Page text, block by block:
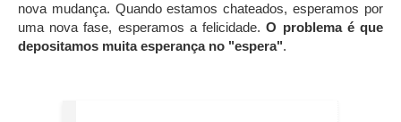
nova mudança. Quando estamos chateados, esperamos por
uma nova fase, esperamos a felicidade.O problema é que
depositamos muita esperança no "espera".